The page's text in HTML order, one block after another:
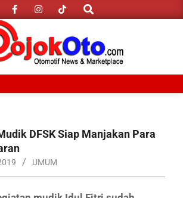
Search
DFSK Siap Manjakan Para
UMUM